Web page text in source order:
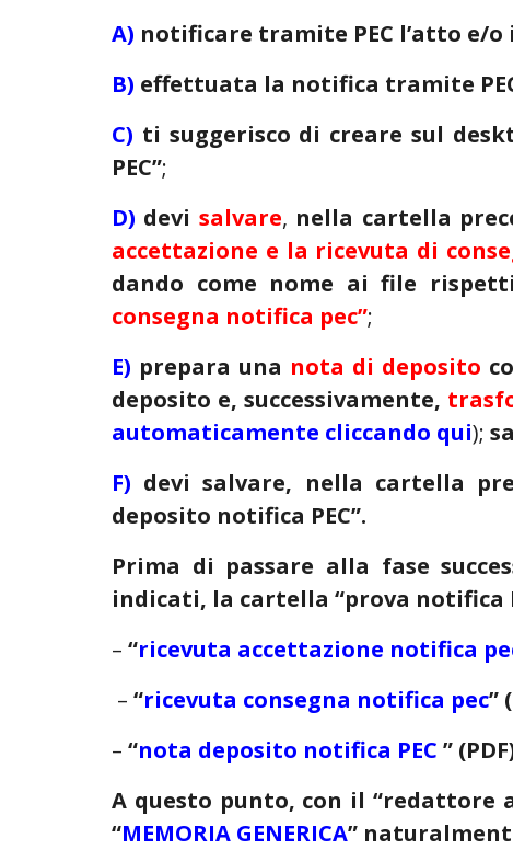
A) notificare tramite PEC l’atto e/
B) effettuata la notifica tramite
C) ti suggerisco di creare sul
PEC”;
D) devi salvare, nella cartella
accettazione e la ricevuta di
dando come nome ai file
consegna notifica pec”;
E) prepara una nota di deposito
deposito e, successivamente,
automaticamente cliccando qui);
F) devi salvare, nella cartella
deposito notifica PEC”.
Prima di passare alla fase
indicati, la cartella “prova notifica
– “ricevuta accettazione notifica
– “ricevuta consegna notifica pec”
– “nota deposito notifica PEC ”
A questo punto, con il “redattore
“MEMORIA GENERICA”